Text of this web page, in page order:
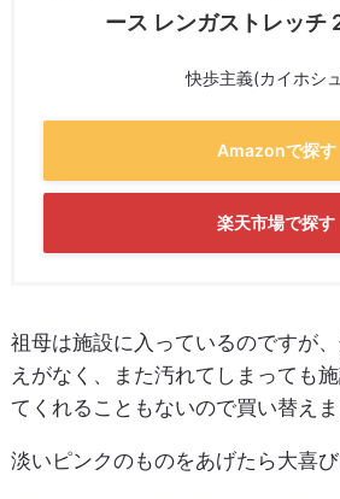
ース レンガストレッチ
快歩主義(カイホシ
Amazonで探す
楽天市場で探す
祖母は施設に入っているのですが
えがなく、また汚れてしまっても
てくれることもないので買い替えま
淡いピンクのものをあげたら大喜び